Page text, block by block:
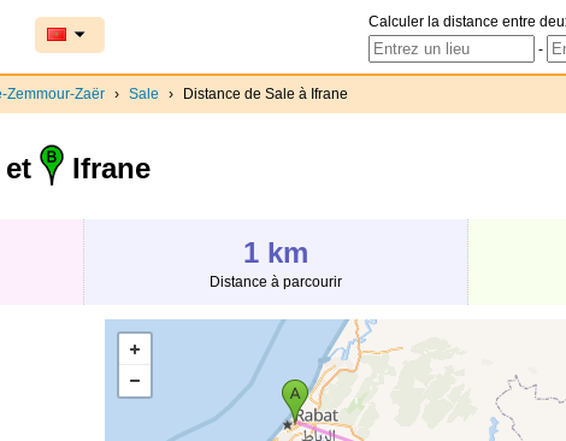
Calculer la distance entre
-
Zemmour-Zaër › Sale › Distance de Sale à Ifrane
et Ifrane
1 km
Distance à parcourir